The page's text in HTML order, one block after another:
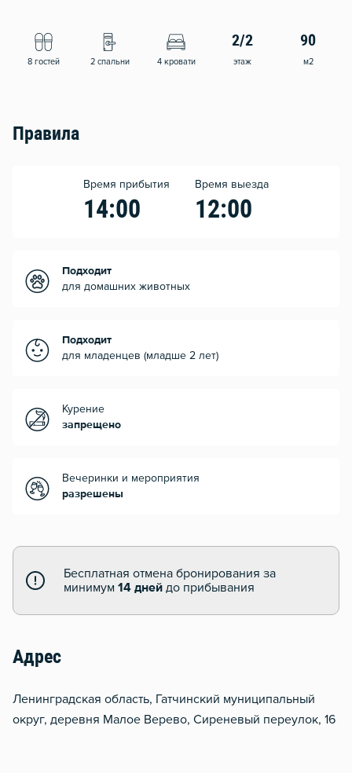
8 гостей 2 спальни 4 кровати
2/2
этаж
90
м2
Правила
Время прибытия
14:00
Время выезда
12:00
Подходит
для домашних животных
Подходит
для младенцев (младше 2 лет)
Курение
запрещено
Вечеринки и мероприятия
разрешены
Бесплатная отмена бронирования за
минимум 14 дней до прибывания
Адрес
Ленинградская область, Гатчинский муниципальный
округ, деревня Малое Верево, Сиреневый переулок, 16